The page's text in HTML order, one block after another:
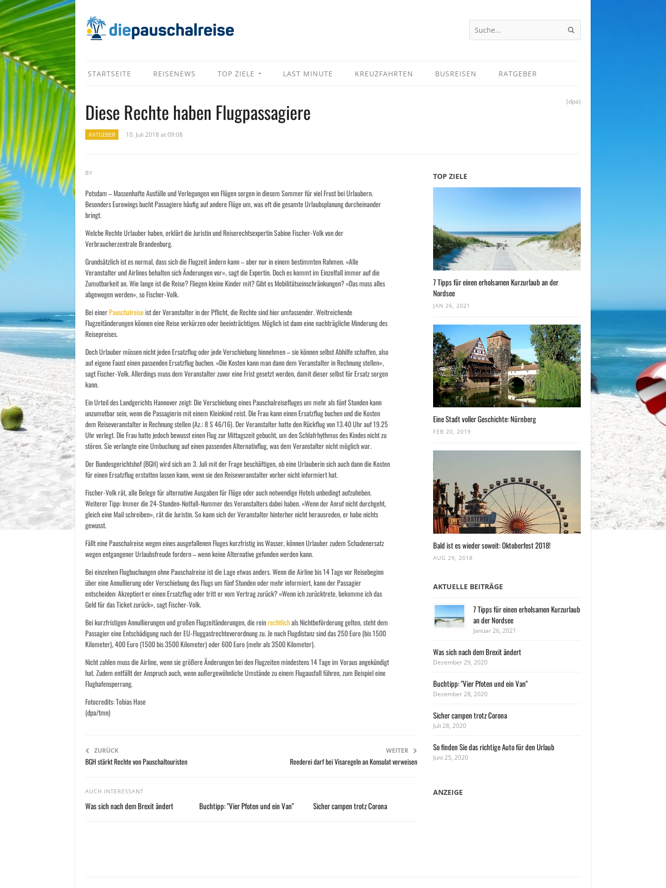
STARTSEITE REISENEWS TOP ZIELE LAST MINUTE KREUZFAHRTEN BUSREISEN RATGEBER
Diese Rechte haben Flugpassagiere (dpa)
RATGEBER 10. Juli 2018 at 09:08
BY
Potsdam – Massenhafte Ausfälle und Verlegungen von Flügen sorgen in diesem Sommer für viel Frust bei Urlaubern.
Besonders Eurowings bucht Passagiere häufig auf andere Flüge um, was oft die gesamte Urlaubsplanung durcheinander
bringt.
Welche Rechte Urlauber haben, erklärt die Juristin und Reiserechtsexpertin Sabine Fischer-Volk von der
Verbraucherzentrale Brandenburg.
Grundsätzlich ist es normal, dass sich die Flugzeit ändern kann – aber nur in einem bestimmten Rahmen. «Alle
Veranstalter und Airlines behalten sich Änderungen vor», sagt die Expertin. Doch es kommt im Einzelfall immer auf die
Zumutbarkeit an. Wie lange ist die Reise? Fliegen kleine Kinder mit? Gibt es Mobilitätseinschränkungen? «Das muss alles
abgewogen werden», so Fischer-Volk.
Bei einerPauschalreiseist der Veranstalter in der Pflicht, die Rechte sind hier umfassender. Weitreichende
Flugzeitänderungen können eine Reise verkürzen oder beeinträchtigen. Möglich ist dann eine nachträgliche Minderung des
Reisepreises.
Doch Urlauber müssen nicht jeden Ersatzflug oder jede Verschiebung hinnehmen – sie können selbst Abhilfe schaffen, also
auf eigene Faust einen passenden Ersatzflug buchen. «Die Kosten kann man dann dem Veranstalter in Rechnung stellen»,
sagt Fischer-Volk. Allerdings muss dem Veranstalter zuvor eine Frist gesetzt werden, damit dieser selbst für Ersatz sorgen
kann.
Ein Urteil des Landgerichts Hannover zeigt: Die Verschiebung eines Pauschalreisefluges um mehr als fünf Stunden kann
unzumutbar sein, wenn die Passagierin mit einem Kleinkind reist. Die Frau kann einen Ersatzflug buchen und die Kosten
dem Reiseveranstalter in Rechnung stellen (Az.: 8 S 46/16). Der Veranstalter hatte den Rückflug von 13.40 Uhr auf 19.25
Uhr verlegt. Die Frau hatte jedoch bewusst einen Flug zur Mittagszeit gebucht, um den Schlafrhythmus des Kindes nicht zu
stören. Sie verlangte eine Umbuchung auf einen passenden Alternativflug, was dem Veranstalter nicht möglich war.
Der Bundesgerichtshof (BGH) wird sich am 3. Juli mit der Frage beschäftigen, ob eine Urlauberin sich auch dann die Kosten
für einen Ersatzflug erstatten lassen kann, wenn sie den Reiseveranstalter vorher nicht informiert hat.
Fischer-Volk rät, alle Belege für alternative Ausgaben für Flüge oder auch notwendige Hotels unbedingt aufzuheben.
Weiterer Tipp: Immer die 24-Stunden-Notfall-Nummer des Veranstalters dabei haben. «Wenn der Anruf nicht durchgeht,
gleich eine Mail schreiben», rät die Juristin. So kann sich der Veranstalter hinterher nicht herausreden, er habe nichts
gewusst.
Fällt eine Pauschalreise wegen eines ausgefallenen Fluges kurzfristig ins Wasser, können Urlauber zudem Schadenersatz
wegen entgangener Urlaubsfreude fordern – wenn keine Alternative gefunden werden kann.
Bei einzelnen Flugbuchungen ohne Pauschalreise ist die Lage etwas anders. Wenn die Airline bis 14 Tage vor Reisebeginn
über eine Annullierung oder Verschiebung des Flugs um fünf Stunden oder mehr informiert, kann der Passagier
entscheiden: Akzeptiert er einen Ersatzflug oder tritt er vom Vertrag zurück? «Wenn ich zurücktrete, bekomme ich das
Geld für das Ticket zurück», sagt Fischer-Volk.
Bei kurzfristigen Annullierungen und großen Flugzeitänderungen, die reinrechtlichals Nichtbeförderung gelten, steht dem
Passagier eine Entschädigung nach der EU-Fluggastrechteverordnung zu. Je nach Flugdistanz sind das 250 Euro (bis 1500
Kilometer), 400 Euro (1500 bis 3500 Kilometer) oder 600 Euro (mehr als 3500 Kilometer).
Nicht zahlen muss die Airline, wenn sie größere Änderungen bei den Flugzeiten mindestens 14 Tage im Voraus angekündigt
hat. Zudem entfällt der Anspruch auch, wenn außergewöhnliche Umstände zu einem Flugausfall führen, zum Beispiel eine
Flughafensperrung.
Fotocredits: Tobias Hase
(dpa/tmn)
ZURÜCK
BGH stärkt Rechte von Pauschaltouristen
WEITER
Reederei darf bei Visaregeln an Konsulat verweisen
AUCH INTERESSANT
Was sich nach dem Brexit ändert Buchtipp: "Vier Pfoten und ein Van" Sicher campen trotz Corona
TOP ZIELE
7 Tipps für einen erholsamen Kurzurlaub an der
Nordsee
JAN 26, 2021
Eine Stadt voller Geschichte: Nürnberg
FEB 20, 2019
Bald ist es wieder soweit: Oktoberfest 2018!
AUG 29, 2018
AKTUELLE BEITRÄGE
7 Tipps für einen erholsamen Kurzurlaub
an der Nordsee
Januar 26, 2021
Was sich nach dem Brexit ändert
Dezember 29, 2020
Buchtipp: "Vier Pfoten und ein Van"
Dezember 28, 2020
Sicher campen trotz Corona
Juli 28, 2020
So finden Sie das richtige Auto für den Urlaub
Juni 25, 2020
ANZEIGE